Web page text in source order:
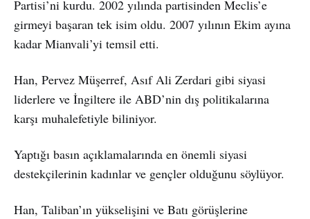
Partisi’ni kurdu. 2002 yılında partisinden Meclis’e
girmeyi başaran tek isim oldu. 2007 yılının Ekim ayına
kadar Mianvali’yi temsil etti.
Han, Pervez Müşerref, Asıf Ali Zerdari gibi siyasi
liderlere ve İngiltere ile ABD’nin dış politikalarına
karşı muhalefetiyle biliniyor.
Yaptığı basın açıklamalarında en önemli siyasi
destekçilerinin kadınlar ve gençler olduğunu söylüyor.
Han, Taliban’ın yükselişini ve Batı görüşlerine